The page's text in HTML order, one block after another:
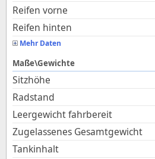
Reifen vorne
Reifen hinten
Mehr Daten
Maße\Gewichte
Sitzhöhe
Radstand
Leergewicht fahrbereit
Zugelassenes Gesamtgewicht
Tankinhalt